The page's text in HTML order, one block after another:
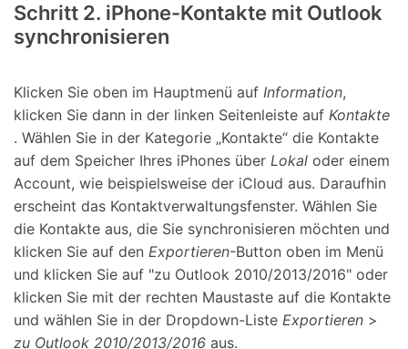
Schritt 2. iPhone-Kontakte mit Outlook
synchronisieren
Klicken Sie oben im Hauptmenü auf Information,
klicken Sie dann in der linken Seitenleiste auf Kontakte
. Wählen Sie in der Kategorie „Kontakte“ die Kontakte
auf dem Speicher Ihres iPhones über Lokal oder einem
Account, wie beispielsweise der iCloud aus. Daraufhin
erscheint das Kontaktverwaltungsfenster. Wählen Sie
die Kontakte aus, die Sie synchronisieren möchten und
klicken Sie auf den Exportieren-Button oben im Menü
und klicken Sie auf "zu Outlook 2010/2013/2016" oder
klicken Sie mit der rechten Maustaste auf die Kontakte
und wählen Sie in der Dropdown-Liste Exportieren >
zu Outlook 2010/2013/2016 aus.